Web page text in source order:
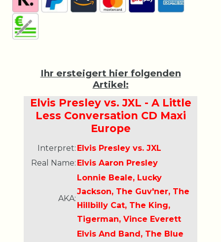
Ihr ersteigert hier folgenden
Artikel:
Elvis Presley vs. JXL - A Little
Less Conversation CD Maxi
Europe
Interpret: Elvis Presley vs. JXL
Real Name: Elvis Aaron Presley
AKA:
Lonnie Beale, Lucky
Jackson, The Guv'ner, The
Hillbilly Cat, The King,
Tigerman, Vince Everett
Elvis And Band, The Blue